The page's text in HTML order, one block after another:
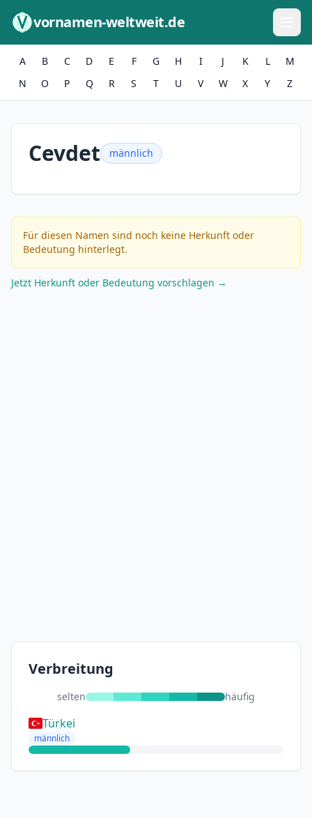
vornamen-weltweit.de
A B C D E F G H I J K L
M
N
O P Q R S T U V W X Y Z
Cevdet männlich
Für diesen Namen sind noch keine Herkunft oder
Bedeutung hinterlegt.
Jetzt Herkunft oder Bedeutung vorschlagen →
Verbreitung
selten häufig
Türkei
männlich